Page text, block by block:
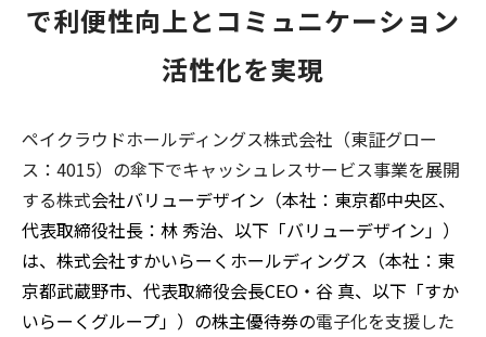
よくあるご質問
で利便性向上とコミュニケーション
活性化を実現
ペイクラウドホールディングス株式会社（東証グロー
ス： 4015）の傘下でキャッシュレスサービス事業を展開
する株式会社バリューデザイン（本社：東京都中央区、
代表取締役社長：林 秀治、以下「バリューデザイン」）
は、株式会社すかいらーくホールディングス（本社：東
京都武蔵野市、代表取締役会長CEO ・谷 真、以下「すか
いらーくグループ」）の株主優待券の電子化を支援した